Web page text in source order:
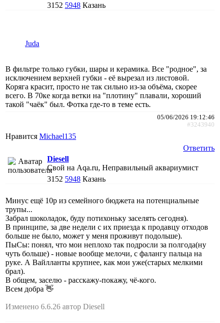
3152 5948 Казань
Juda
В фильтре только губки, шары и керамика. Все "родное", за
исключением верхней губки - её вырезал из листовой.
Коряга красит, просто не так сильно из-за объёма, скорее
всего. В 70ке когда ветки на "плотину" плавали, хороший
такой "чаёк" был. Фотка где-то в теме есть.
05/06/2026 19:12:46
#3243940
Нравится Michael135
Ответить
Diesell
Свой на Aqa.ru, Неправильный аквариумист
3152 5948 Казань
Минус ещё 10р из семейного бюджета на потенциальные
трупы...
Забрал шоколадок, буду потихоньку заселять сегодня).
В принципе, за две недели с их приезда к продавцу отходов
больше не было, может у меня проживут подольше).
ПыСы: понял, что мои неплохо так подросли за полгода(ну
чуть больше) - новые вообще мелочи, с фалангу пальца на
руке. А Вайлланты крупнее, как мои уже(старых мелкими
брал).
В общем, заселю - расскажу-покажу, чё-кого.
Всем добра 👋
Изменено 6.6.26 автор Diesell